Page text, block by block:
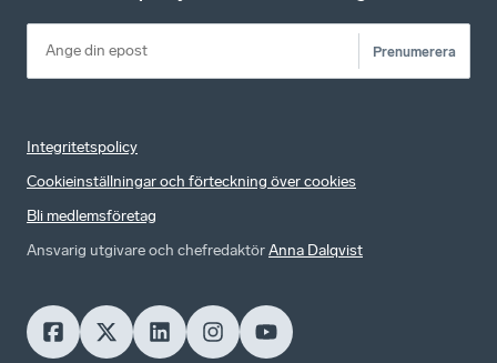
Prenumerera
Integritetspolicy
Cookieinställningar och förteckning över cookies
Bli medlemsföretag
Ansvarig utgivare och chefredaktörAnna Dalqvist